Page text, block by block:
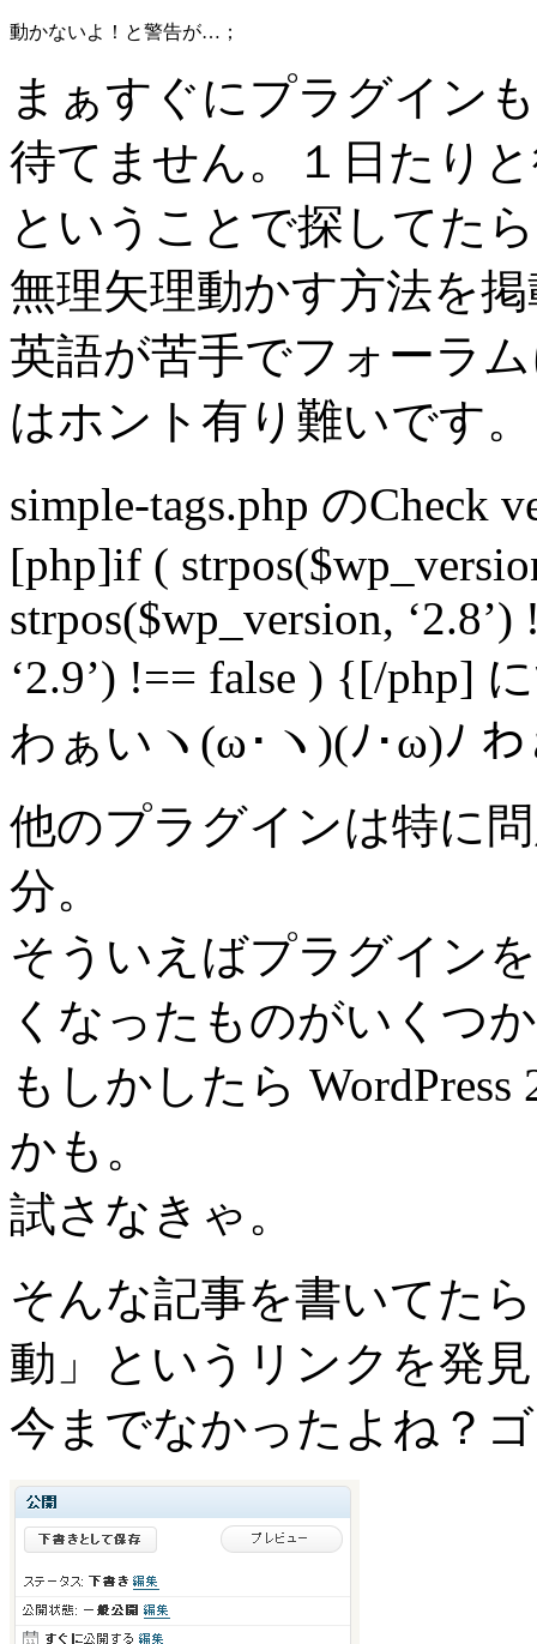
動かないよ！と警告が…；
まぁすぐにプラグイン
待てません。１日たり
ということで探してた
無理矢理動かす方法を
英語が苦手でフォーラ
はホント有り難いです。
simple-tags.php のCheck
[php]if (
strpos($wp_version,
‘2.9’) !== false ) {[/php]
わぁいヽ(ω･ヽ)(ﾉ･ω)ﾉ わ
他のプラグインは特に
分。
そういえばプラグイン
くなったものがいくつ
もしかしたら
かも。
試さなきゃ。
そんな記事を書いてた
動」というリンクを発
今までなかったよね？